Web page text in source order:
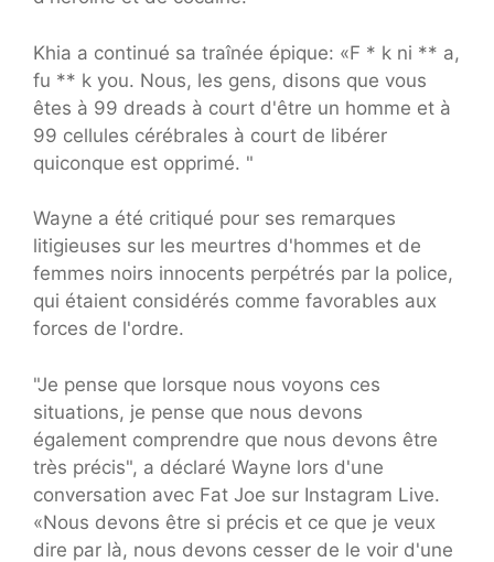
Khia a continué sa traînée épique: «F * k ni ** a,
fu ** k you. Nous, les gens, disons que vous
êtes à 99 dreads à court d'être un homme et à
99 cellules cérébrales à court de libérer
quiconque est opprimé. "
Wayne a été critiqué pour ses remarques
litigieuses sur les meurtres d'hommes et de
femmes noirs innocents perpétrés par la police,
qui étaient considérés comme favorables aux
forces de l'ordre.
"Je pense que lorsque nous voyons ces
situations, je pense que nous devons
également comprendre que nous devons être
très précis", a déclaré Wayne lors d'une
conversation avec Fat Joe sur Instagram Live.
«Nous devons être si précis et ce que je veux
dire par là, nous devons cesser de le voir d'une